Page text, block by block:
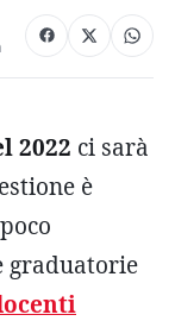
2022 ci sarà
è
graduatorie